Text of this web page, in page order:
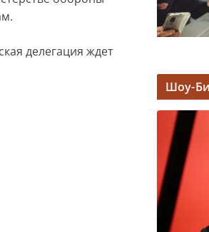
делегация ждет
Шоу-